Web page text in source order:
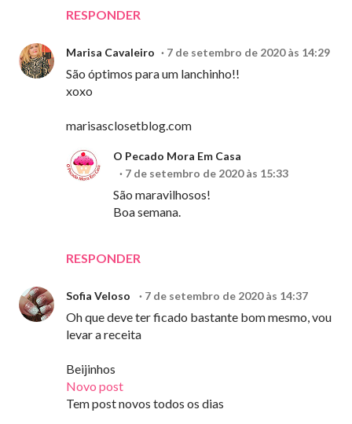
RESPONDER
Marisa Cavaleiro 7 de setembro de 2020 às 14:29
São óptimos para um lanchinho!!
xoxo
marisasclosetblog.com
RESPONDER
O Pecado Mora Em Casa
7 de setembro de 2020 às 15:33
São maravilhosos!
Boa semana.
Sofia Veloso 7 de setembro de 2020 às 14:37
Oh que deve ter ficado bastante bom mesmo, vou
levar a receita
Beijinhos
Novo post
Tem post novos todos os dias